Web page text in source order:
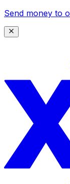
Send money to